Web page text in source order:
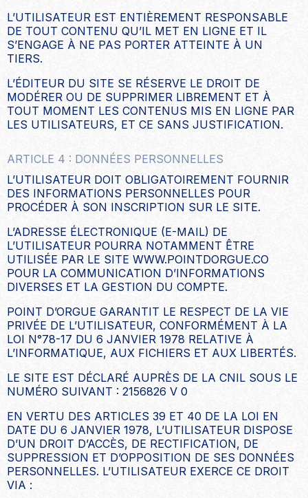
L’UTILISATEUR EST ENTIÈREMENT RESPONSABLE
DE TOUT CONTENU QU’IL MET EN LIGNE ET IL
S’ENGAGE À NE PAS PORTER ATTEINTE À UN
TIERS.
L’ÉDITEUR DU SITE SE RÉSERVE LE DROIT DE
MODÉRER OU DE SUPPRIMER LIBREMENT ET À
TOUT MOMENT LES CONTENUS MIS EN LIGNE PAR
LES UTILISATEURS, ET CE SANS JUSTIFICATION.
ARTICLE 4 : DONNÉES PERSONNELLES
L’UTILISATEUR DOIT OBLIGATOIREMENT FOURNIR
DES INFORMATIONS PERSONNELLES POUR
PROCÉDER À SON INSCRIPTION SUR LE SITE.
L’ADRESSE ÉLECTRONIQUE (E-MAIL) DE
L’UTILISATEUR POURRA NOTAMMENT ÊTRE
UTILISÉE PAR LE SITE WWW.POINTDORGUE.CO
POUR LA COMMUNICATION D’INFORMATIONS
DIVERSES ET LA GESTION DU COMPTE.
POINT D’ORGUE GARANTIT LE RESPECT DE LA VIE
PRIVÉE DE L’UTILISATEUR, CONFORMÉMENT À LA
LOI N°78-17 DU 6 JANVIER 1978 RELATIVE À
L’INFORMATIQUE, AUX FICHIERS ET AUX LIBERTÉS.
LE SITE EST DÉCLARÉ AUPRÈS DE LA CNIL SOUS LE
NUMÉRO SUIVANT : 2156826 V 0
EN VERTU DES ARTICLES 39 ET 40 DE LA LOI EN
DATE DU 6 JANVIER 1978, L’UTILISATEUR DISPOSE
D’UN DROIT D’ACCÈS, DE RECTIFICATION, DE
SUPPRESSION ET D’OPPOSITION DE SES DONNÉES
PERSONNELLES. L’UTILISATEUR EXERCE CE DROIT
VIA :